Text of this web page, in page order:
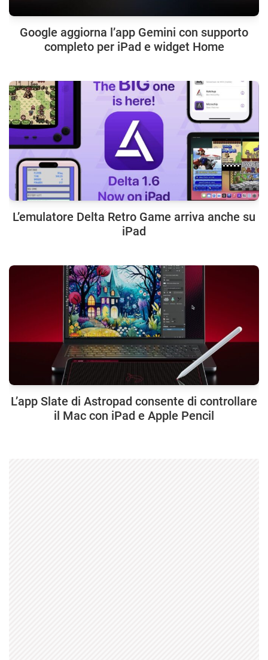
Google aggiorna l’app Gemini con supporto
completo per iPad e widget Home
L’emulatore Delta Retro Game arriva anche su
iPad
L’app Slate di Astropad consente di controllare
il Mac con iPad e Apple Pencil